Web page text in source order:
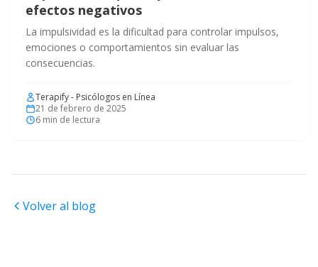
efectos negativos
La impulsividad es la dificultad para controlar impulsos,
emociones o comportamientos sin evaluar las
consecuencias.
Terapify - Psicólogos en Línea
21 de febrero de 2025
6 min de lectura
Volver al blog